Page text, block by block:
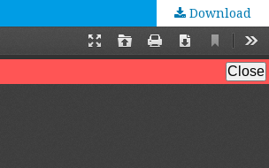
Download